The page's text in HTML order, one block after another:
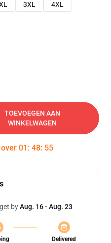
3XL
4XL
TOEVOEGEN AAN
WINKELWAGEN
01 : 48: 54
byAug. 16 - Aug. 23
Delivered